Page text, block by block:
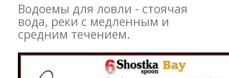
Водоемы для ловли - стоячая
вода, реки с медленным и
средним течением.